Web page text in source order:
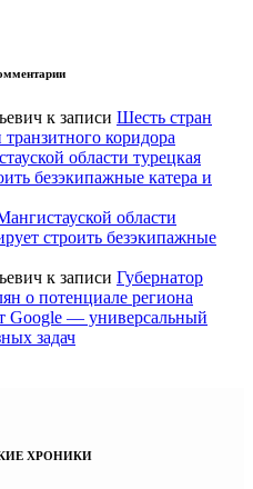
к записи Шесть стран
коридора
области турецкая
безэкипажные катера и
области
строить безэкипажные
к записи Губернатор
о потенциале региона
Google — универсальный
задач
ХРОНИКИ